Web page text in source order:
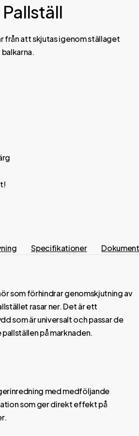
från att skjutas igenom ställaget
balkarna.
Specifikationer Dokument
som förhindrar genomskjutning av
rasar ner. Det är ett
som är universalt och passar de
på marknaden.
med medföljande
som ger direkt effekt på